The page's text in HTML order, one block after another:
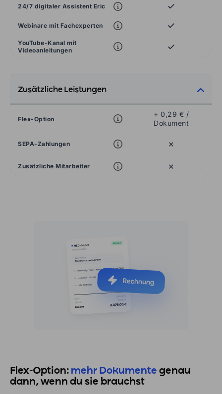
24/7 digitaler Assistent Eric
Webinare mit Fachexperten
YouTube-Kanal mit
Videoanleitungen
Zusätzliche Leistungen
Flex-Option
+ 0,29 € /
Dokument
SEPA-Zahlungen ×
Zusätzliche Mitarbeiter ×
Flex-Option: mehr Dokumente genau
dann, wenn du sie brauchst